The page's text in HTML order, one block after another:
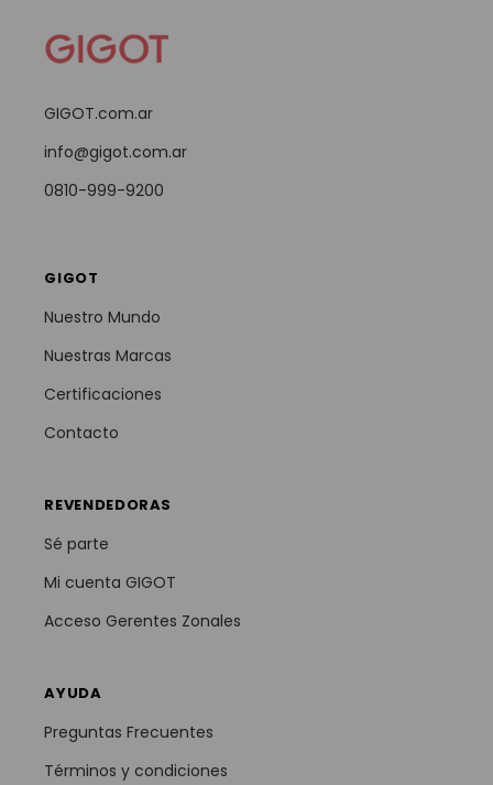
GIGOT.com.ar
info@gigot.com.ar
0810-999-9200
GIGOT
Nuestro Mundo
Nuestras Marcas
Certificaciones
Contacto
REVENDEDORAS
Sé parte
Mi cuenta GIGOT
Acceso Gerentes Zonales
AYUDA
Preguntas Frecuentes
Términos y condiciones